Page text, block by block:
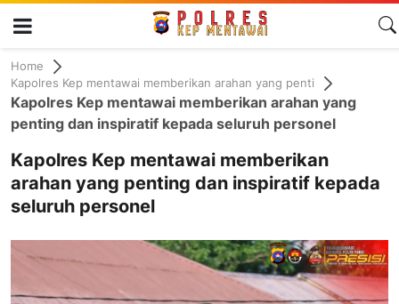
Home
Kapolres Kep mentawai memberikan arahan yang penti
Kapolres Kep mentawai memberikan arahan yang
penting dan inspiratif kepada seluruh personel
Kapolres Kep mentawai memberikan
arahan yang penting dan inspiratif kepada
seluruh personel